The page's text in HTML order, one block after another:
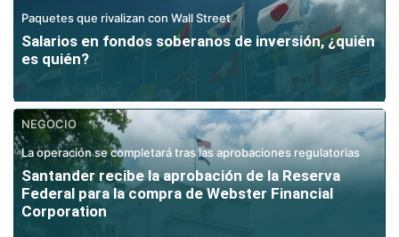
Paquetes que rivalizan con Wall Street
Salarios en fondos soberanos de inversión, ¿quién
es quién?
NEGOCIO
La operación se completará tras las aprobaciones regulatorias
Santander recibe la aprobación de la Reserva
Federal para la compra de Webster Financial
Corporation